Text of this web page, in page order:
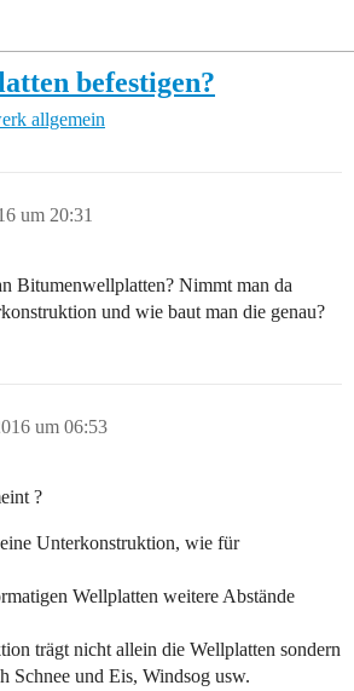
befestigen?
allgemein
um 20:31
Bitumenwellplatten? Nimmt man da
und wie baut man die genau?
um 06:53
?
Unterkonstruktion, wie für
Wellplatten weitere Abstände
trägt nicht allein die Wellplatten sondern
Schnee und Eis, Windsog usw.